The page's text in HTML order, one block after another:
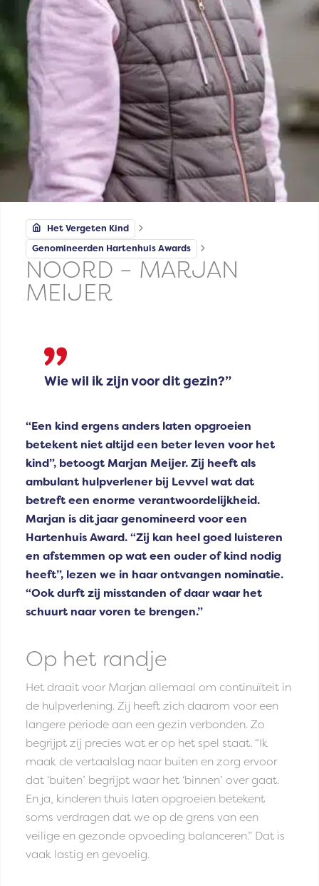
Het Vergeten Kind
Genomineerden Hartenhuis Awards
NOORD – MARJAN
MEIJER
Wie wil ik zijn voor dit gezin?”
“Een kind ergens anders laten opgroeien
betekent niet altijd een beter leven voor het
kind”, betoogt Marjan Meijer. Zij heeft als
ambulant hulpverlener bij Levvel wat dat
betreft een enorme verantwoordelijkheid.
Marjan is dit jaar genomineerd voor een
Hartenhuis Award. “Zij kan heel goed luisteren
en afstemmen op wat een ouder of kind nodig
heeft”, lezen we in haar ontvangen nominatie.
“Ook durft zij misstanden of daar waar het
schuurt naar voren te brengen.”
Op het randje
Het draait voor Marjan allemaal om continuïteit in
de hulpverlening. Zij heeft zich daarom voor een
langere periode aan een gezin verbonden. Zo
begrijpt zij precies wat er op het spel staat. “Ik
maak de vertaalslag naar buiten en zorg ervoor
dat ‘buiten’ begrijpt waar het ‘binnen’ over gaat.
En ja, kinderen thuis laten opgroeien betekent
soms verdragen dat we op de grens van een
veilige en gezonde opvoeding balanceren.” Dat is
vaak lastig en gevoelig.